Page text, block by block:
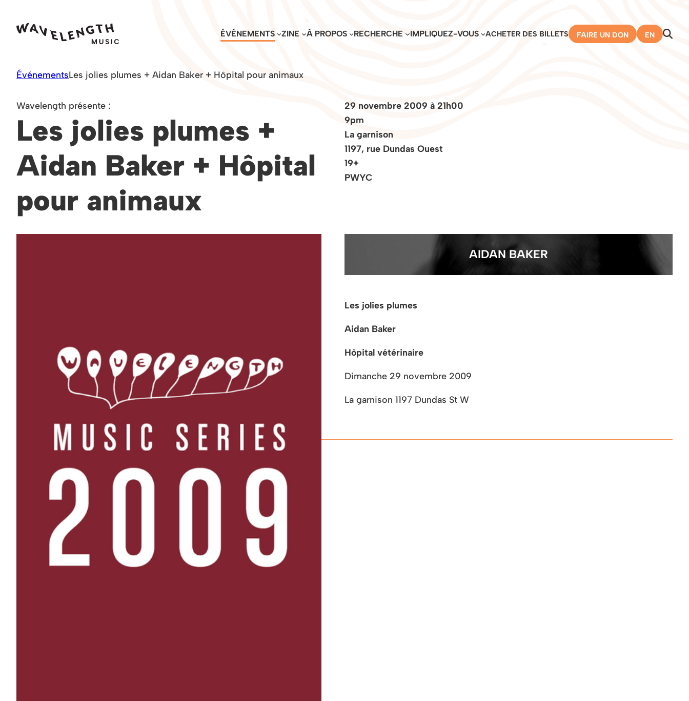
content
ÉVÉNEMENTS ZINE À PROPOS RECHERCHE IMPLIQUEZ-VOUS ACHETER DES BILLETS FAIRE UN DON EN
ÉvénementsLes jolies plumes + Aidan Baker + Hôpital pour animaux
Wavelength présente :
Les jolies plumes +
Aidan Baker + Hôpital
pour animaux
29 novembre 2009 à 21h00
9pm
La garnison
1197, rue Dundas Ouest
19+
PWYC
AIDAN BAKER
Les jolies plumes
Aidan Baker
Hôpital vétérinaire
Dimanche 29 novembre 2009
La garnison 1197 Dundas St W